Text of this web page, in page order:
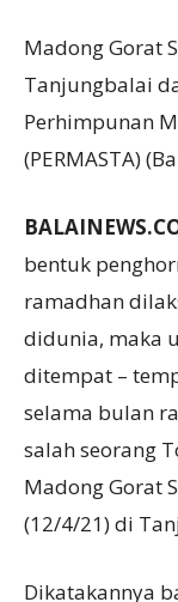
Madong Gorat
Tanjungbalai
Perhimpunan
(PERMASTA)
bentuk
ramadhan
didunia, maka
ditempat –
selama bulan
salah seorang
Madong Gorat
(12/4/21) di
Dikatakannya